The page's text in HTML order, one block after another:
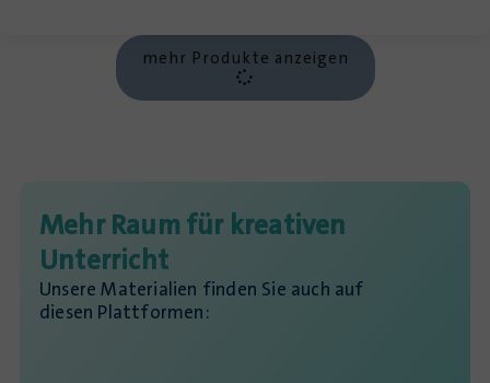
mehr Produkte anzeigen
Mehr Raum für kreativen
Unterricht
Unsere Materialien finden Sie auch auf
diesen Plattformen: